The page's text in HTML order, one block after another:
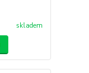
skladem